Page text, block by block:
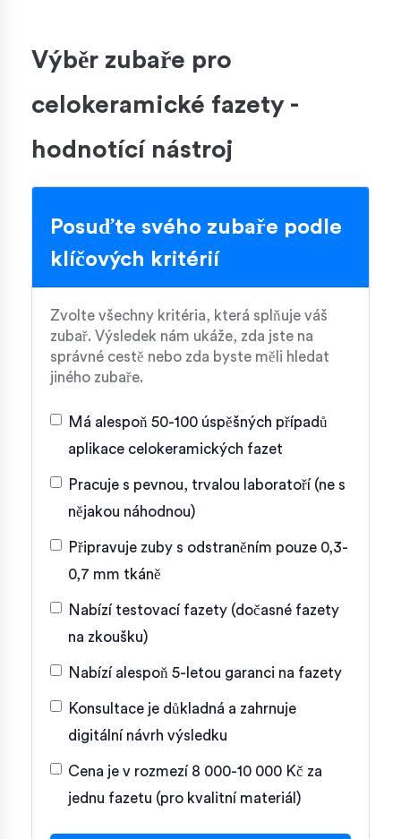
Výběr zubaře pro
celokeramické fazety -
hodnotící nástroj
Posuďte svého zubaře podle
klíčových kritérií
Zvolte všechny kritéria, která splňuje váš
zubař. Výsledek nám ukáže, zda jste na
správné cestě nebo zda byste měli hledat
jiného zubaře.
Má alespoň 50-100 úspěšných případů
aplikace celokeramických fazet
Pracuje s pevnou, trvalou laboratoří (ne s
nějakou náhodnou)
Připravuje zuby s odstraněním pouze 0,3-
0,7 mm tkáně
Nabízí testovací fazety (dočasné fazety
na zkoušku)
Nabízí alespoň 5-letou garanci na fazety
Konsultace je důkladná a zahrnuje
digitální návrh výsledku
Cena je v rozmezí 8 000-10 000 Kč za
jednu fazetu (pro kvalitní materiál)